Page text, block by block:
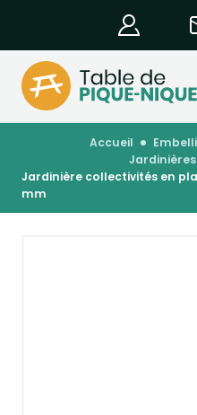
accueil
jardinière collectivités en plastique recyclé - 1800 x 600
mm